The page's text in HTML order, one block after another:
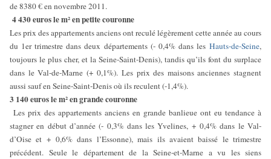
de 8380 € en novembre 2011.
4 430 euros le m² en petite couronne
Les prix des appartements anciens ont reculé légèrement cette année au cours
du 1er trimestre dans deux départements (- 0,4% dans les Hauts-de-Seine,
toujours le plus cher, et la Seine-Saint-Denis), tandis qu’ils font du surplace
dans le Val-de-Marne (+ 0,1%). Les prix des maisons anciennes stagnent
aussi sauf en Seine-Saint-Denis où ils reculent (-1,4%).
3 140 euros le m² en grande couronne
Les prix des appartements anciens en grande banlieue ont eu tendance à
stagner en début d’année (- 0,3% dans les Yvelines, + 0,4% dans le Val-
d’Oise et + 0,6% dans l’Essonne), mais ils avaient baissé le trimestre
précédent. Seule le département de la Seine-et-Marne a vu les siens